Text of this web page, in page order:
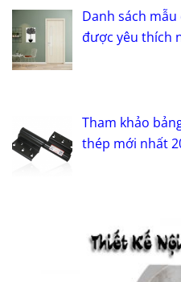
Danh sách
được yêu thích
Tham khảo
thép mới nhất